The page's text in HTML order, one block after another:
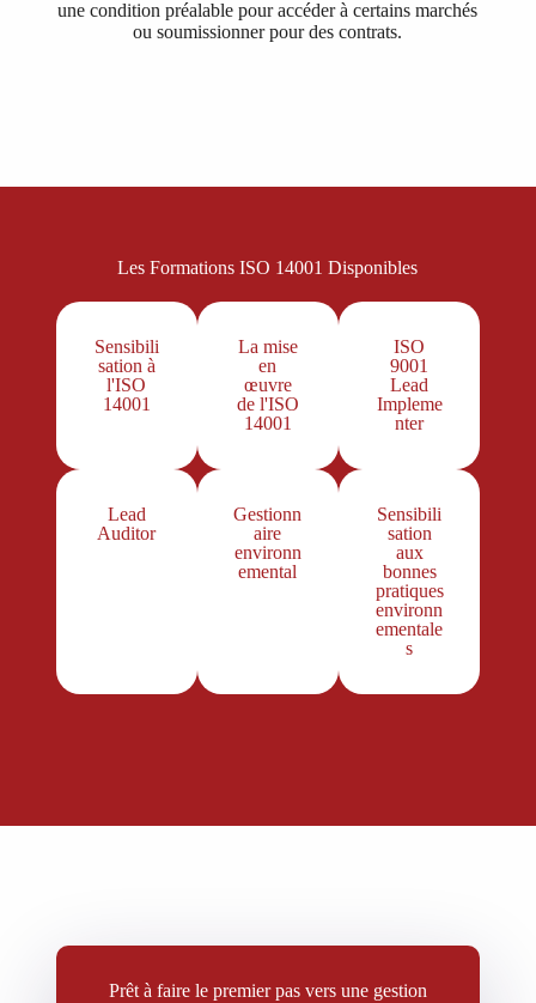
une condition préalable pour accéder à certains marchés
ou soumissionner pour des contrats.
Les Formations ISO 14001 Disponibles
Sensibili
sation à
l'ISO
14001
La mise
en
œuvre
de l'ISO
14001
ISO
9001
Lead
Impleme
nter
Lead
Auditor
Gestionn
aire
environn
emental
Sensibili
sation
aux
bonnes
pratiques
environn
ementale
s
Prêt à faire le premier pas vers une gestion